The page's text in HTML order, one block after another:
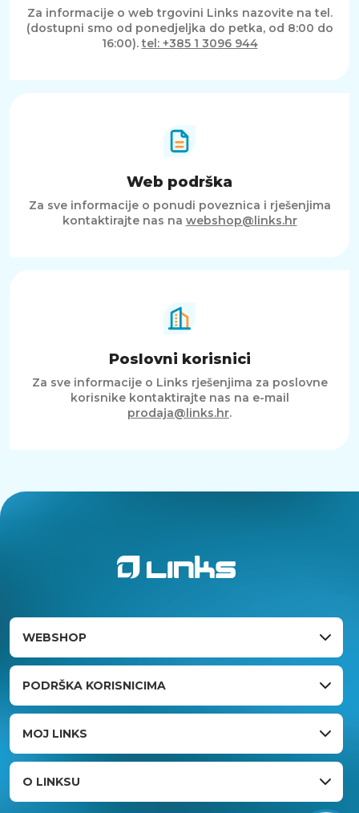
Za informacije o web trgovini Links nazovite na tel.
(dostupni smo od ponedjeljka do petka, od 8:00 do
16:00).tel: +385 1 3096 944
Web podrška
Za sve informacije o ponudi poveznica i rješenjima
kontaktirajte nas na webshop@links.hr
Poslovni korisnici
Za sve informacije o Links rješenjima za poslovne
korisnike kontaktirajte nas na e-mail
prodaja@links.hr.
WEBSHOP
PODRŠKA KORISNICIMA
MOJ LINKS
O LINKSU